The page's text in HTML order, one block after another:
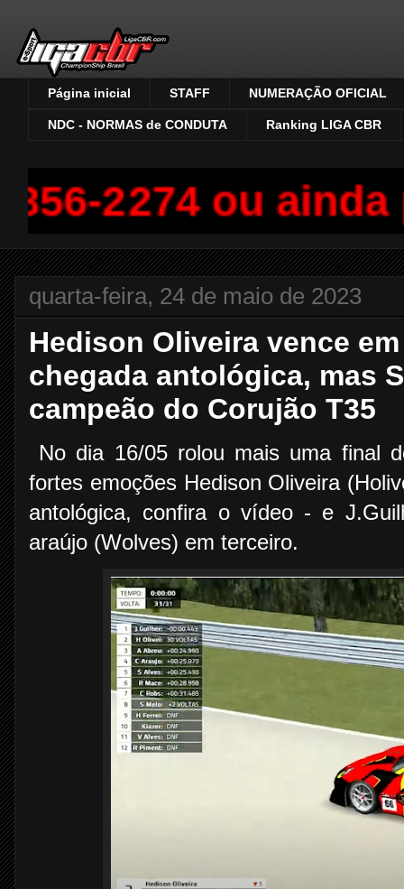
Página inicial STAFF NUMERAÇÃO OFICIAL
NDC - NORMAS de CONDUTA Ranking LIGA CBR
2274 ou ainda
quarta-feira, 24 de maio de 2023
Hedison Oliveira vence
chegada antológica, mas
campeão do Corujão T35
No dia 16/05 rolou mais uma final
fortes emoções Hedison Oliveira
antológica, confira o vídeo - e
araújo (Wolves) em terceiro.